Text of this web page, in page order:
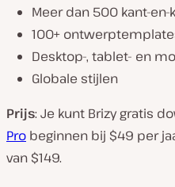
Meer dan 500 kant-en-
100+
Desktop-, tablet- en
Globale stijlen
Prijs: Je kunt Brizy gratis
Pro beginnen bij $49 per
van $149.